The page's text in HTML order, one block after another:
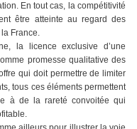
En tout cas, la compétitivité
être atteinte au regard des
France.
la licence exclusive d’une
promesse qualitative des
qui doit permettre de limiter
tous ces éléments permettent
à de la rareté convoitée qui